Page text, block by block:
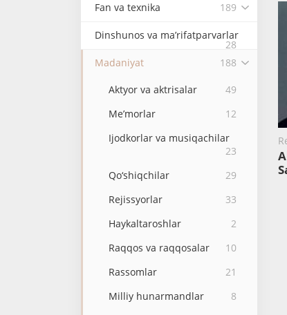
Fan va texnika 189
Dinshunos va ma’rifatparvarlar
28
Madaniyat
188
Aktyor va aktrisalar
49
Me’morlar
12
Ijodkorlar va musiqachilar
23
Qo‘shiqchilar
29
Rejissyorlar
33
Haykaltaroshlar
2
Raqqos va raqqosalar
10
Rassomlar
21
Milliy hunarmandlar
8